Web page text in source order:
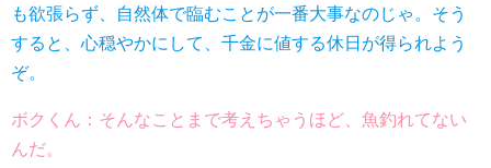
も欲張らず、自然体で臨むことが一番大事なのじゃ。そう
すると、心穏やかにして、千金に値する休日が得られよう
ぞ。
ボクくん：そんなことまで考えちゃうほど、魚釣れてない
んだ。